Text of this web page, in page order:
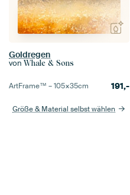
Goldregen
von Whale & Sons
ArtFrame™ –105×35cm 191,-
Größe & Material selbst wählen